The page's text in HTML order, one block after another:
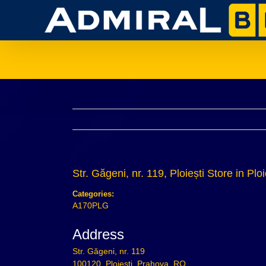
Str. Găgeni, nr. 119, Ploiești Store in
Categories:
A170PLG
Address
Str. Găgeni, nr. 119
100120, Ploiești, Prahova, RO